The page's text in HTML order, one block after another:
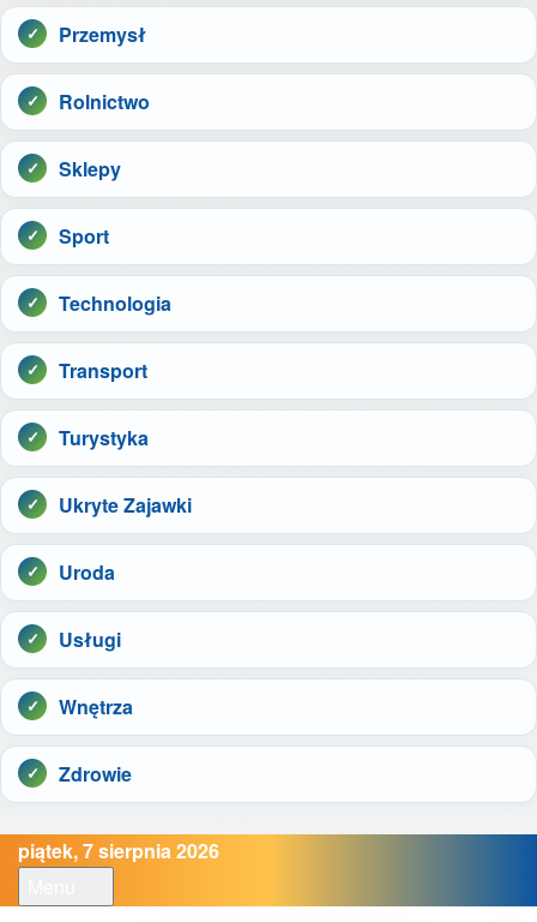
Przemysł
Rolnictwo
Sklepy
Sport
Technologia
Transport
Turystyka
Ukryte Zajawki
Uroda
Usługi
Wnętrza
Zdrowie
piątek, 7 sierpnia 2026